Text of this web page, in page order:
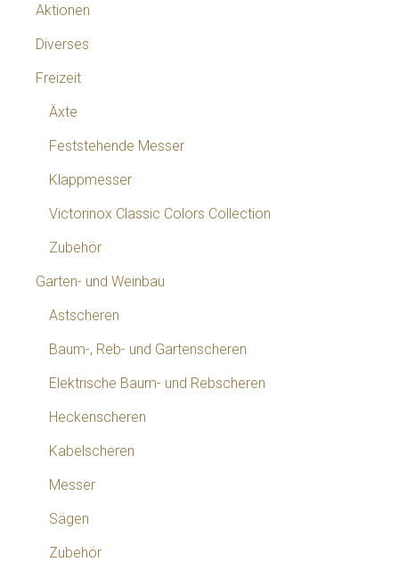
Aktionen
Diverses
Freizeit
Äxte
Feststehende Messer
Klappmesser
Victorinox Classic Colors Collection
Zubehör
Garten- und Weinbau
Astscheren
Baum-, Reb- und Gartenscheren
Elektrische Baum- und Rebscheren
Heckenscheren
Kabelscheren
Messer
Sägen
Zubehör